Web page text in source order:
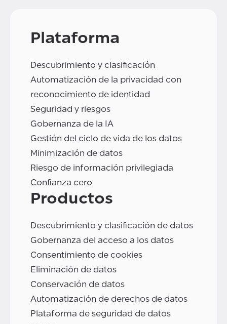
Plataforma
Descubrimiento y clasificación
Automatización de la privacidad con
reconocimiento de identidad
Seguridad y riesgos
Gobernanza de la IA
Gestión del ciclo de vida de los datos
Minimización de datos
Riesgo de información privilegiada
Confianza cero
Productos
Descubrimiento y clasificación de datos
Gobernanza del acceso a los datos
Consentimiento de cookies
Eliminación de datos
Conservación de datos
Automatización de derechos de datos
Plataforma de seguridad de datos